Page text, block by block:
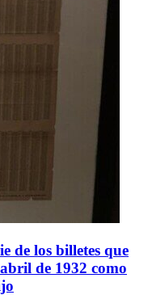
de los billetes que
de 1932 como